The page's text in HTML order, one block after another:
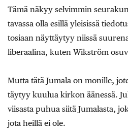
Tämä näkyy selvimmin
tavassa olla esillä yleisissä
tosiaan näyttäytyy niissä
liberaalina, kuten Wikström
Mutta tätä Jumala on monille,
täytyy kuulua kirkon äänessä.
viisasta puhua siitä Jumalasta,
jota heillä ei ole.